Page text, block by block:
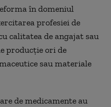
în domeniul
profesiei de
calitatea de angajat sau
producție ori de
sau materiale
de medicamente au